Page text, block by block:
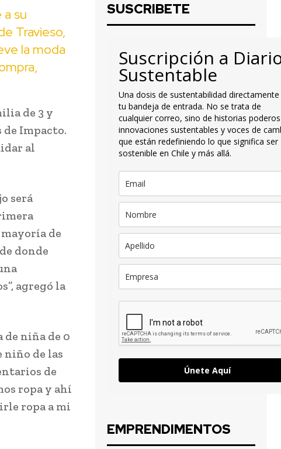
su
Travieso,
la moda
de 3 y
de Impacto.
al
será
de
donde
agregó la
de niña de 0
niño de las
de
ropa y ahí
ropa a mi
SUSCRIBETE
Suscripción a
Sustentable
Una dosis de sustentabilidad
tu bandeja de entrada. No se trata de
cualquier correo, sino de historias
innovaciones sustentables y voces de
que están redefiniendo lo que significa ser
sostenible en Chile y más allá.
Únete Aquí
EMPRENDIMENTOS